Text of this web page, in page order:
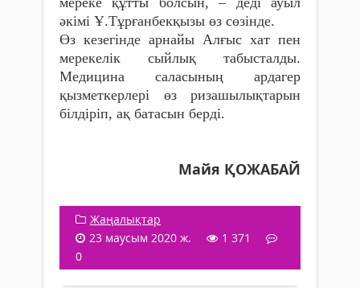
әкімі Ұ.Тұрғанбекқызы өз сөзінде.
Өз кезегінде арнайы Алғыс хат пен
мерекелік сыйлық табысталды.
Медицина саласының ардагер
қызметкерлері өз ризашылықтарын
білдіріп, ақ батасын берді.
Майя ҚОЖАБАЙ
Жаңалықтар
23 маусым 2020 ж.
1 371
0